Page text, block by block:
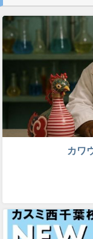
カワ